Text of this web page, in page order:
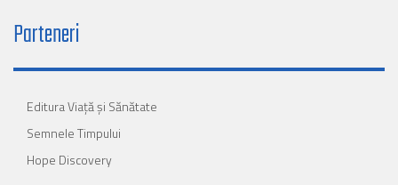
Parteneri
Editura Viaţă şi Sănătate
Semnele Timpului
Hope Discovery